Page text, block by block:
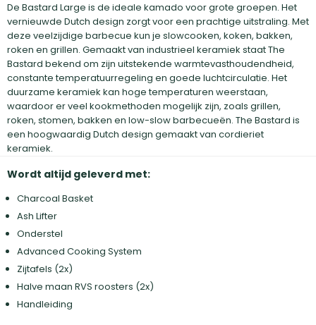
De Bastard Large is de ideale kamado voor grote groepen. Het
vernieuwde Dutch design zorgt voor een prachtige uitstraling. Met
deze veelzijdige barbecue kun je slowcooken, koken, bakken,
roken en grillen. Gemaakt van industrieel keramiek staat The
Bastard bekend om zijn uitstekende warmtevasthoudendheid,
constante temperatuurregeling en goede luchtcirculatie. Het
duurzame keramiek kan hoge temperaturen weerstaan,
waardoor er veel kookmethoden mogelijk zijn, zoals grillen,
roken, stomen, bakken en low-slow barbecueën. The Bastard is
een hoogwaardig Dutch design gemaakt van cordieriet
keramiek.
Wordt altijd geleverd met:
Charcoal Basket
Ash Lifter
Onderstel
Advanced Cooking System
Zijtafels (2x)
Halve maan RVS roosters (2x)
Handleiding